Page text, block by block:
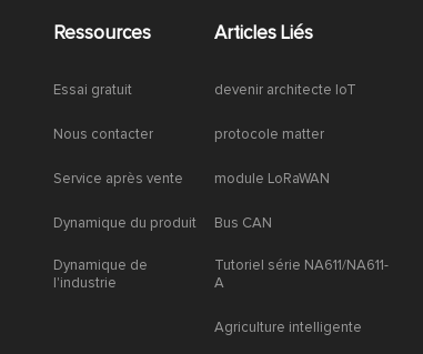
Ressources
Essai gratuit
Nous contacter
Service après vente
Dynamique du produit
Dynamique de
l'industrie
Articles Liés
devenir architecte IoT
protocole matter
module LoRaWAN
Bus CAN
Tutoriel série NA611/NA611-
A
Agriculture intelligente